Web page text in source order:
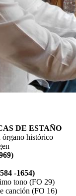
DE ESTAÑO
órgano histórico
-1654)
tono (FO 29)
canción (FO 16)